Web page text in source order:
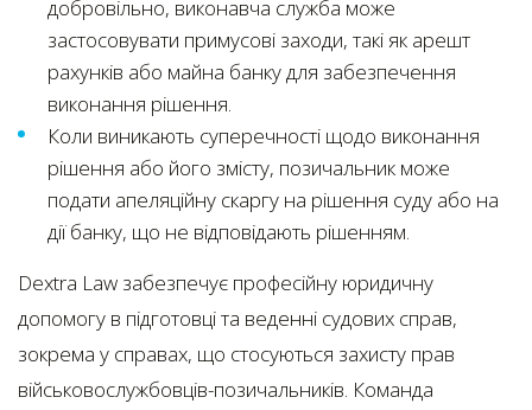
добровільно, виконавча служба може
застосовувати примусові заходи, такі як арешт
рахунків або майна банку для забезпечення
виконання рішення.
Коли виникають суперечності щодо виконання
рішення або його змісту, позичальник може
подати апеляційну скаргу на рішення суду або на
дії банку, що не відповідають рішенням.
Dextra Law забезпечує професійну юридичну
допомогу в підготовці та веденні судових справ,
зокрема у справах, що стосуються захисту прав
військовослужбовців-позичальників. Команда